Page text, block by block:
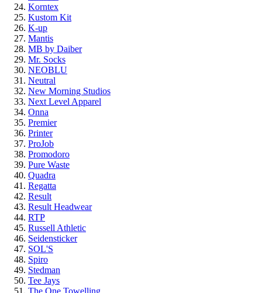
Korntex
Kustom Kit
K-up
Mantis
MB by Daiber
Mr. Socks
NEOBLU
Neutral
New Morning Studios
Next Level Apparel
Onna
Premier
Printer
ProJob
Promodoro
Pure Waste
Quadra
Regatta
Result
Result Headwear
RTP
Russell Athletic
Seidensticker
SOL'S
Spiro
Stedman
Tee Jays
The One Towelling